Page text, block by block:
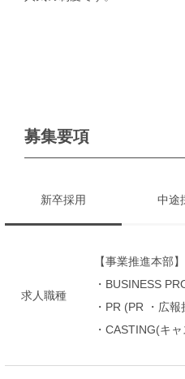
募集要項
新卒採用 中途
求人職種
【事業推進本部】
・BUSINESS
・PR (PR ・広報
・CASTING(キ